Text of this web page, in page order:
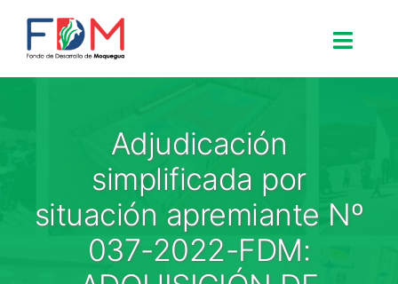
Search for:
Nosotros
Adjudicación
simplificada por
situación apremiante Nº
037-2022-FDM: